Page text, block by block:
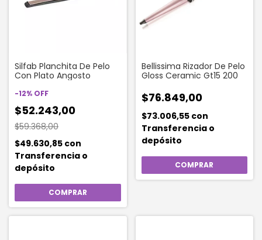
Silfab Planchita De Pelo
Con Plato Angosto
-12% OFF
$52.243,00
$59.368,00
$49.630,85 con
Transferencia o
depósito
Bellissima Rizador De Pelo
Gloss Ceramic Gt15 200
$76.849,00
$73.006,55 con
Transferencia o
depósito